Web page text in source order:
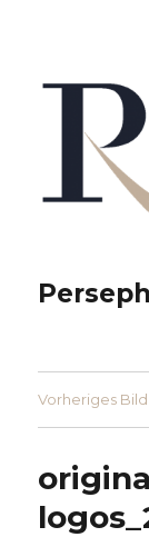
Vorheriges Bild